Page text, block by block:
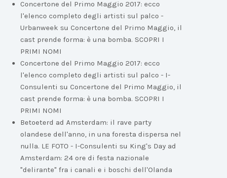
Concertone del Primo Maggio 2017: ecco
l'elenco completo degli artisti sul palco -
Urbanweek su Concertone del Primo Maggio, il
cast prende forma: è una bomba. SCOPRI I
PRIMI NOMI
Concertone del Primo Maggio 2017: ecco
l'elenco completo degli artisti sul palco - I-
Consulenti su Concertone del Primo Maggio, il
cast prende forma: è una bomba. SCOPRI I
PRIMI NOMI
Betoeterd ad Amsterdam: il rave party
olandese dell'anno, in una foresta dispersa nel
nulla. LE FOTO - I-Consulenti su King's Day ad
Amsterdam: 24 ore di festa nazionale
"delirante" fra i canali e i boschi dell'Olanda